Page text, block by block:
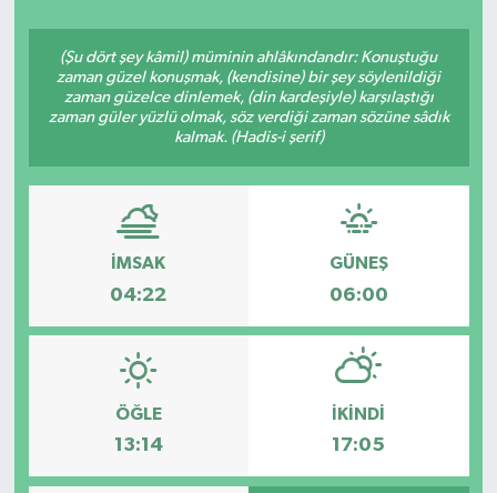
(Şu dört şey kâmil) müminin ahlâkındandır: Konuştuğu
zaman güzel konuşmak, (kendisine) bir şey söylenildiği
zaman güzelce dinlemek, (din kardeşiyle) karşılaştığı
zaman güler yüzlü olmak, söz verdiği zaman sözüne sâdık
kalmak. (Hadis-i şerif)
İMSAK
04:22
GÜNEŞ
06:00
ÖĞLE
13:14
İKINDI
17:05